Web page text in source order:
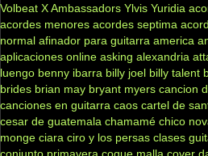
Volbeat X Ambassadors Ylvis Yuridia
acordes menores acordes septima
normal afinador para guitarra america
aplicaciones online asking alexandria
luengo benny ibarra billy joel billy talent
brides brian may bryant myers cancion
canciones en guitarra caos cartel de
cesar de guatemala chamamé chico
monge ciara ciro y los persas clases
conjunto primavera coque malla cover